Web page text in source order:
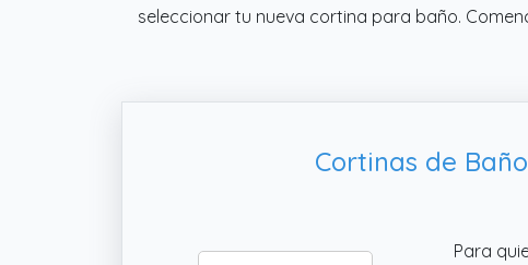
seleccionar tu nueva cortina para baño.
Cortinas de
Para